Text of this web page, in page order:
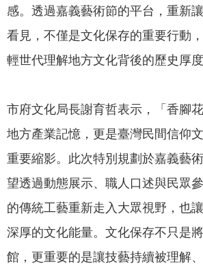
網
路
群
府
資
訊
公
開
抗
旱
節
水
感。透過嘉義藝術節的平台，重新
看見，不僅是文化保存的重要行動
輕世代理解地方文化背後的歷史厚度
市府文化局長謝育哲表示，「香腳
地方產業記憶，更是臺灣民間信仰
重要縮影。此次特別規劃於嘉義藝
望透過動態展示、職人口述與民眾
的傳統工藝重新走入大眾視野，也
深厚的文化能量。文化保存不只是
館，更重要的是讓技藝持續被理解